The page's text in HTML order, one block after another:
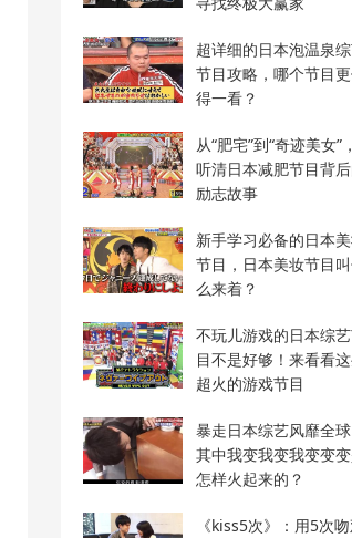
超详细的日本泡温泉
节目攻略，哪个节目
得一看？
从“肥宅”到“奇迹美女”，
听清日本减肥节目背
励志故事
新手学习必备的日本
节目，日本美妆节目
么来着？
不玩儿游戏的日本综
目不是好够！来看看
超火的游戏节目
暴走日本综艺风靡全球
其中我变我变我变变
怎样火起来的？
《kiss5次》：用5次